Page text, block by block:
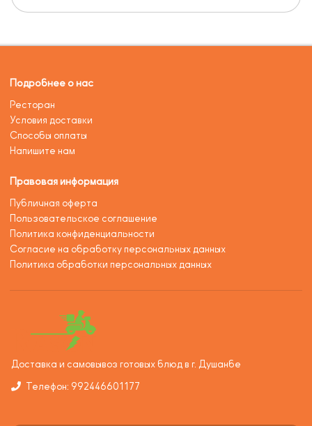
Подробнее о нас
Ресторан
Условия доставки
Способы оплаты
Напишите нам
Правовая информация
Публичная оферта
Пользовательское соглашение
Политика конфиденциальности
Согласие на обработку персональных данных
Политика обработки персональных данных
Доставка и самовывоз готовых блюд в г. Душанбе
Телефон: 992446601177